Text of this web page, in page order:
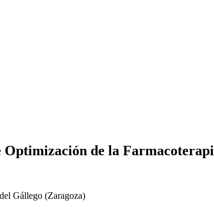
Optimización de la
Gállego (Zaragoza)